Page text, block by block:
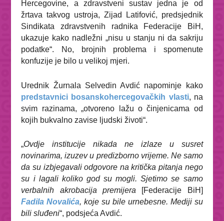
Hercegovine, a zdravstveni sustav jedna je od
žrtava takvog ustroja, Zijad Latifović, predsjednik
Sindikata zdravstvenih radnika Federacije BiH,
ukazuje kako nadležni „nisu u stanju ni da sakriju
podatke“. No, brojnih problema i spomenute
konfuzije je bilo u velikoj mjeri.
Urednik Žurnala Selvedin Avdić napominje kako
predstavnici bosanskohercegovačkih vlasti, na
svim razinama, „otvoreno lažu o činjenicama od
kojih bukvalno zavise ljudski životi“.
„Ovdje institucije nikada ne izlaze u susret
novinarima, izuzev u predizborno vrijeme. Ne samo
da su izbjegavali odgovore na kritička pitanja nego
su i lagali koliko god su mogli. Sjetimo se samo
verbalnih akrobacija premijera [Federacije BiH]
Fadila Novalića, koje su bile urnebesne. Mediji su
bili sluđeni“, podsjeća Avdić.